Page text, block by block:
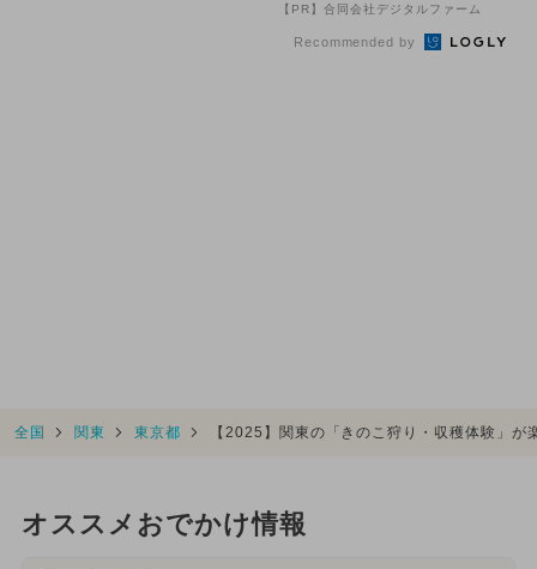
【PR】合同会社デジタルファーム
Recommended by
全国 関東 東京都 【2025】関東の「きのこ狩り・収穫体験」
オススメおでかけ情報